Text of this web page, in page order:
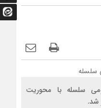
سلسله با محوریت
شد.